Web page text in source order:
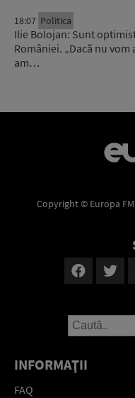
18:07 Politica
Ilie Bolojan: Sunt
României. „Dacă nu
am…
Copyright © Europa
INFORMAŢII
FAQ